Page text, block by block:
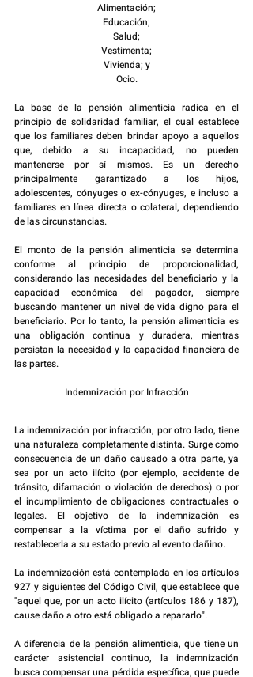
Alimentación;
Educación;
Salud;
Vestimenta;
Vivienda; y
Ocio.
La base de la pensión alimenticia radica en el
principio de solidaridad familiar, el cual establece
que los familiares deben brindar apoyo a aquellos
que, debido a su incapacidad, no pueden
mantenerse por sí mismos. Es un derecho
principalmente garantizado a los hijos,
adolescentes, cónyuges o ex-cónyuges, e incluso a
familiares en línea directa o colateral, dependiendo
de las circunstancias.
El monto de la pensión alimenticia se determina
conforme al principio de proporcionalidad,
considerando las necesidades del beneficiario y la
capacidad económica del pagador, siempre
buscando mantener un nivel de vida digno para el
beneficiario. Por lo tanto, la pensión alimenticia es
una obligación continua y duradera, mientras
persistan la necesidad y la capacidad financiera de
las partes.
Indemnización por Infracción
La indemnización por infracción, por otro lado, tiene
una naturaleza completamente distinta. Surge como
consecuencia de un daño causado a otra parte, ya
sea por un acto ilícito (por ejemplo, accidente de
tránsito, difamación o violación de derechos) o por
el incumplimiento de obligaciones contractuales o
legales. El objetivo de la indemnización es
compensar a la víctima por el daño sufrido y
restablecerla a su estado previo al evento dañino.
La indemnización está contemplada en los artículos
927 y siguientes del Código Civil, que establece que
"aquel que, por un acto ilícito (artículos 186 y 187),
cause daño a otro está obligado a repararlo".
A diferencia de la pensión alimenticia, que tiene un
carácter asistencial continuo, la indemnización
busca compensar una pérdida específica, que puede